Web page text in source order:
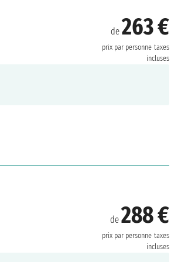
de 263 €
prix par personne taxes
incluses
de 288 €
prix par personne taxes
incluses